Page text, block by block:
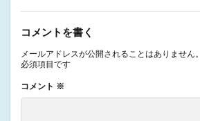
コメントを書く
メールアドレスが公開されることはありません。
必須項目です
コメント ※